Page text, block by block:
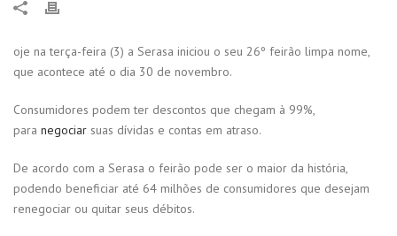
oje na terça-feira (3) a Serasa iniciou o seu 26º feirão limpa nome,
que acontece até o dia 30 de novembro.
Consumidores podem ter descontos que chegam à 99%,
para negociar suas dívidas e contas em atraso.
De acordo com a Serasa o feirão pode ser o maior da história,
podendo beneficiar até 64 milhões de consumidores que desejam
renegociar ou quitar seus débitos.